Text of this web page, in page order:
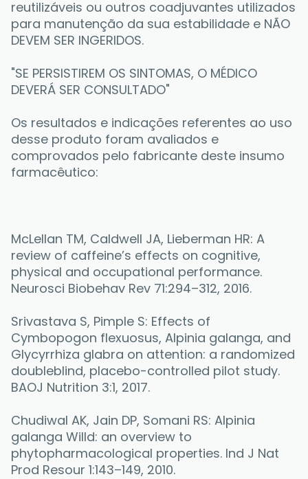
reutilizáveis ou outros coadjuvantes utilizados
para manutenção da sua estabilidade e NÃO
DEVEM SER INGERIDOS.
"SE PERSISTIREM OS SINTOMAS, O MÉDICO
DEVERÁ SER CONSULTADO"
Os resultados e indicações referentes ao uso
desse produto foram avaliados e
comprovados pelo fabricante deste insumo
farmacêutico:
McLellan TM, Caldwell JA, Lieberman HR: A
review of caffeine’s effects on cognitive,
physical and occupational performance.
Neurosci Biobehav Rev 71:294–312, 2016.
Srivastava S, Pimple S: Effects of
Cymbopogon flexuosus, Alpinia galanga, and
Glycyrrhiza glabra on attention: a randomized
doubleblind, placebo-controlled pilot study.
BAOJ Nutrition 3:1, 2017.
Chudiwal AK, Jain DP, Somani RS: Alpinia
galanga Willd: an overview to
phytopharmacological properties. Ind J Nat
Prod Resour 1:143–149, 2010.